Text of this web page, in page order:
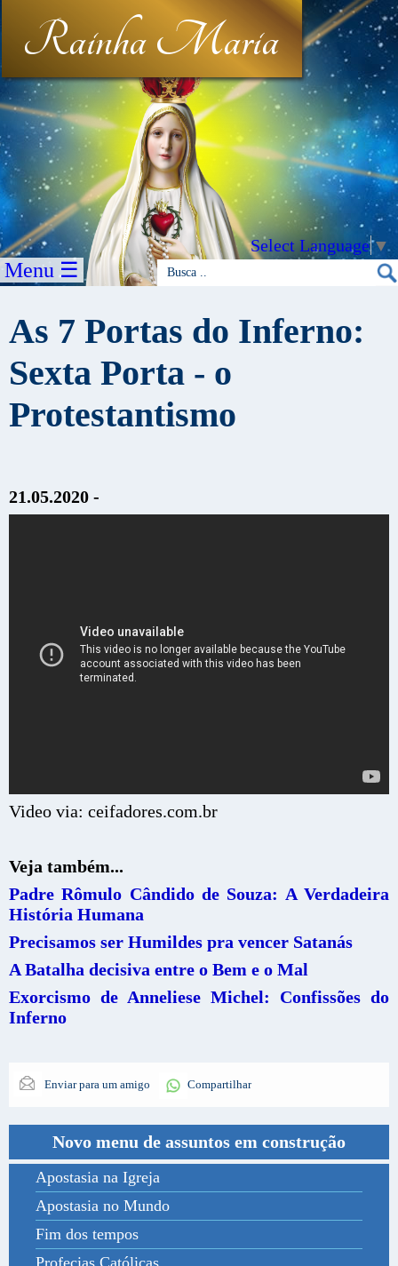
Rainha Maria
Select Language▼
Menu ☰
As 7 Portas do Inferno:
Sexta Porta - o
Protestantismo
21.05.2020 -
Video via: ceifadores.com.br
Veja também...
Padre Rômulo Cândido de Souza: A Verdadeira
História Humana
Precisamos ser Humildes pra vencer Satanás
A Batalha decisiva entre o Bem e o Mal
Exorcismo de Anneliese Michel: Confissões do
Inferno
Enviar para um amigo Compartilhar
Novo menu de assuntos em construção
Apostasia na Igreja
Apostasia no Mundo
Fim dos tempos
Profecias Católicas